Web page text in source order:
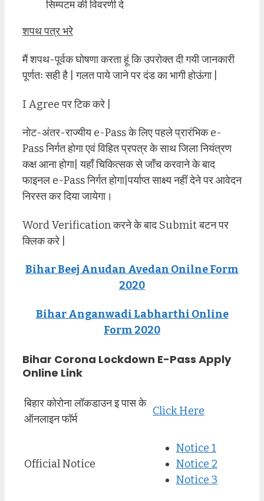
सिम्पटम की विवरणी दे
शपथ पत्र भरे
मैं शपथ-पूर्वक घोषणा करता हूं कि उपरोक्त दी गयी जानकारी
पूर्णतः सही है | गलत पाये जाने पर दंड का भागी होऊंगा |
I Agree पर टिक करे |
नोट-अंतर-राज्यीय e-Pass के लिए पहले प्रारंभिक e-
Pass निर्गत होगा एवं विहित प्रपत्र के साथ जिला नियंत्रण
कक्ष आना होगा| यहाँ चिकित्सक से जाँच करवाने के बाद
फाइनल e-Pass निर्गत होगा|पर्याप्त साक्ष्य नहीं देने पर आवेदन
निरस्त कर दिया जायेगा।
Word Verification करने के बाद Submit बटन पर
क्लिक करे |
Bihar Beej Anudan Avedan Onilne Form
2020
Bihar Anganwadi Labharthi Online
Form 2020
Bihar Corona Lockdown E-Pass Apply
Online Link
बिहार कोरोना लॉकडाउन इ पास के
ऑनलाइन फॉर्म
Click Here
Official Notice
Notice 1
Notice 2
Notice 3